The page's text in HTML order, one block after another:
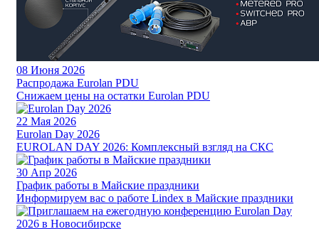
08 Июня 2026
Распродажа Eurolan PDU
Снижаем цены на остатки Eurolan PDU
22 Мая 2026
Eurolan Day 2026
EUROLAN DAY 2026: Комплексный взгляд на СКС
30 Апр 2026
График работы в Майские праздники
Информируем вас о работе Lindex в Майские праздники